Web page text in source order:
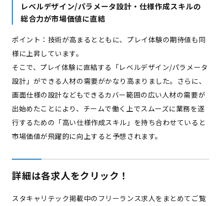
レベルデザイン/パラメータ設計・仕様作成スキルの
総合力が市場価値に直結
ポイント：技術が高まるとともに、プレイ体験の期待値も同
様に上昇しています。
そこで、プレイ体験に直結する「レベルデザイン/パラメータ
設計」ができる人材の需要がかなり高まりました。さらに、
画面仕様の設計などもできるカバー範囲の広い人材の需要が
出始めたことにより、チームで働く上でスムーズに業務を遂
行するための「高い仕様作成スキル」を持ち合わせていると
市場価値が飛躍的に向上すると予想されます。
詳細は各求人をクリック！
スタキャリテック掲載中のフリーランス求人をまとめてご覧